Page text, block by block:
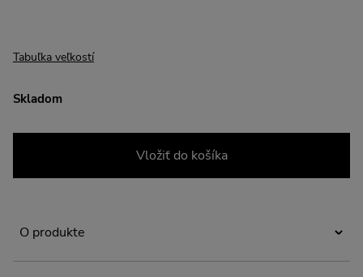
Tabuľka veľkostí
Skladom
Vložiť do košíka
O produkte
Minimalistické crop top tričko na bežné nosenie aj workouty.